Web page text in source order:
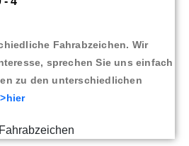
Fahrabzeichen. Wir
sprechen Sie uns einfach
zu den unterschiedlichen